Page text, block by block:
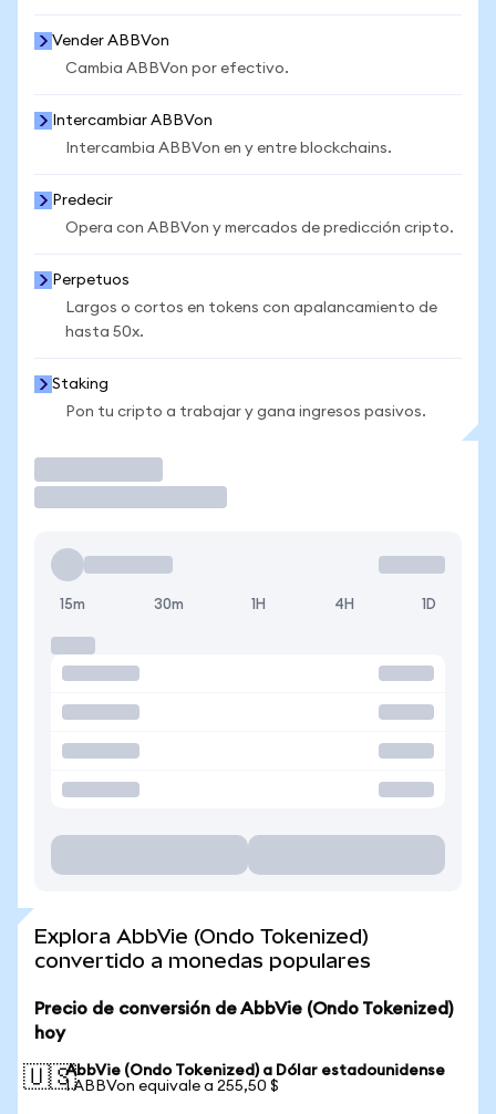
Vender ABBVon
Cambia ABBVon por efectivo.
Intercambiar ABBVon
Intercambia ABBVon en y entre blockchains.
Predecir
Opera con ABBVon y mercados de predicción cripto.
Perpetuos
Largos o cortos en tokens con apalancamiento de
hasta 50x.
Staking
Pon tu cripto a trabajar y gana ingresos pasivos.
15m 30m 1H 4H 1D
Explora AbbVie (Ondo Tokenized)
convertido a monedas populares
Precio de conversión de AbbVie (Ondo Tokenized)
hoy
🇺🇸AbbVie (Ondo Tokenized) a Dólar estadounidense
1 ABBVon equivale a 255,50 $